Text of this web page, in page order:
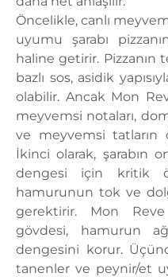
Öncelikle, canlı
uyumu şarabı
haline getirir.
bazlı sos, asidik
olabilir. Ancak Mon
meyvemsi notaları,
ve meyvemsi tatların
İkinci olarak, şarabın
dengesi için kritik
hamurunun tok ve
gerektirir. Mon Reve
gövdesi, hamurun
dengesini korur.
tanenler ve peynir/et